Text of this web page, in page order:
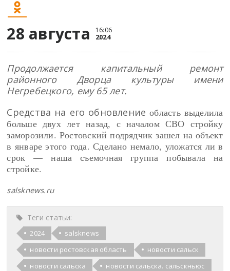
28 августа 16:06
2024
Продолжается капитальный ремонт
районного Дворца культуры имени
Негребецкого, ему 65 лет.
Средства на его обновлениеобласть выделила
больше двух лет назад, с началом СВО стройку
заморозили. Ростовский подрядчик зашел на объект
в январе этого года. Сделано немало, уложатся ли в
срок — наша съемочная группа побывала на
стройке.
salsknews.ru
Теги статьи:
2024
salsknews
новости ростовская область
новости сальск
новости сальска
новости сальска. сальскньюс